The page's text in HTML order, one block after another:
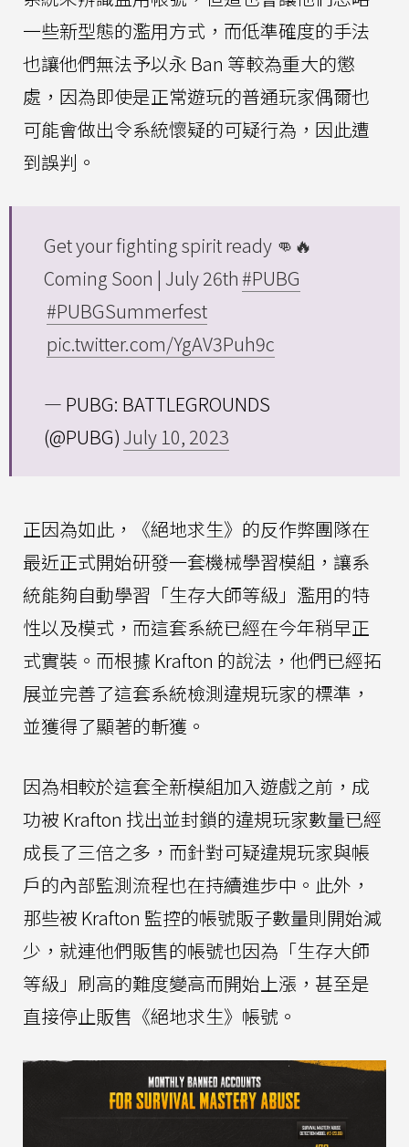
一些新型態的濫用方式，而低準確度的手法
也讓他們無法予以永 Ban 等較為重大的懲
處，因為即使是正常遊玩的普通玩家偶爾也
可能會做出令系統懷疑的可疑行為，因此遭
到誤判。
Get your fighting spirit ready 👊🔥
Coming Soon | July 26th#PUBG
#PUBGSummerfest
pic.twitter.com/YgAV3Puh9c
— PUBG: BATTLEGROUNDS
(@PUBG) July 10, 2023
正因為如此，《絕地求生》的反作弊團隊在
最近正式開始研發一套機械學習模組，讓系
統能夠自動學習「生存大師等級」濫用的特
性以及模式，而這套系統已經在今年稍早正
式實裝。而根據 Krafton 的說法，他們已經拓
展並完善了這套系統檢測違規玩家的標準，
並獲得了顯著的斬獲。
因為相較於這套全新模組加入遊戲之前，成
功被 Krafton 找出並封鎖的違規玩家數量已經
成長了三倍之多，而針對可疑違規玩家與帳
戶的內部監測流程也在持續進步中。此外，
那些被 Krafton 監控的帳號販子數量則開始減
少，就連他們販售的帳號也因為「生存大師
等級」刷高的難度變高而開始上漲，甚至是
直接停止販售《絕地求生》帳號。